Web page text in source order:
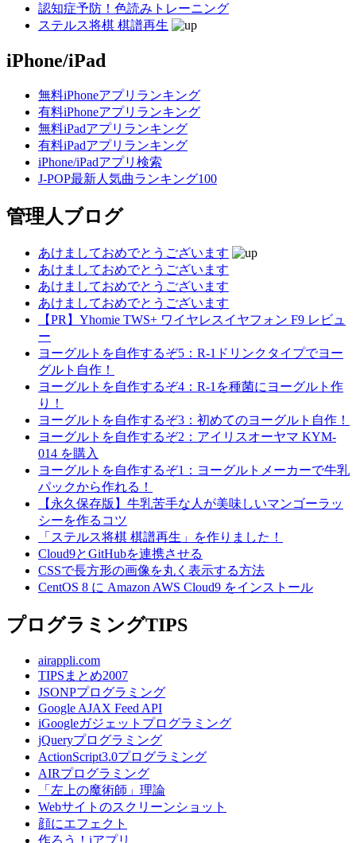
認知症予防！色読みトレーニング
ステルス将棋 棋譜再生
iPhone/iPad
無料iPhoneアプリランキング
有料iPhoneアプリランキング
無料iPadアプリランキング
有料iPadアプリランキング
iPhone/iPadアプリ検索
J-POP最新人気曲ランキング100
管理人ブログ
あけましておめでとうございます
あけましておめでとうございます
あけましておめでとうございます
あけましておめでとうございます
【PR】Yhomie TWS+ ワイヤレスイヤフォン F9 レビュ
ー
ヨーグルトを自作するぞ5：R-1ドリンクタイプでヨー
グルト自作！
ヨーグルトを自作するぞ4：R-1を種菌にヨーグルト作
り！
ヨーグルトを自作するぞ3：初めてのヨーグルト自作！
ヨーグルトを自作するぞ2：アイリスオーヤマ KYM-
014 を購入
ヨーグルトを自作するぞ1：ヨーグルトメーカーで牛乳
パックから作れる！
【永久保存版】牛乳苦手な人が美味しいマンゴーラッ
シーを作るコツ
「ステルス将棋 棋譜再生」を作りました！
Cloud9とGitHubを連携させる
CSSで長方形の画像を丸く表示する方法
CentOS 8 に Amazon AWS Cloud9 をインストール
プログラミングTIPS
airappli.com
TIPSまとめ2007
JSONPプログラミング
Google AJAX Feed API
iGoogleガジェットプログラミング
jQueryプログラミング
ActionScript3.0プログラミング
AIRプログラミング
「左上の魔術師」理論
Webサイトのスクリーンショット
顔にエフェクト
作ろう！iアプリ